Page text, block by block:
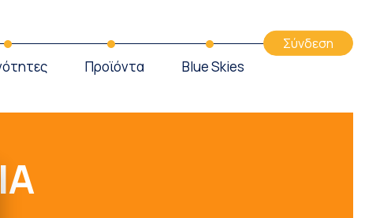
Προϊόντα Blue Skies
Σύνδεση